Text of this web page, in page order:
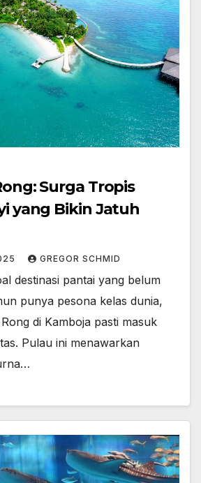
Surga Tropis
yang Bikin Jatuh
GREGOR SCHMID
destinasi pantai yang belum
punya pesona kelas dunia,
di Kamboja pasti masuk
Pulau ini menawarkan